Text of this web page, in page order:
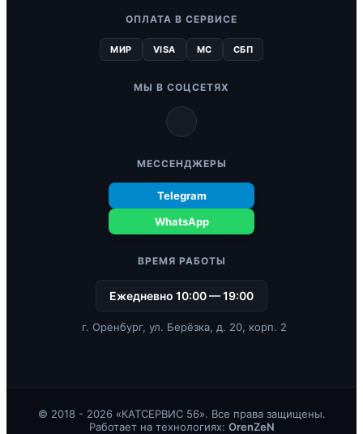
ОПЛАТА В СЕРВИСЕ
МИР VISA MC СБП
МЫ В СОЦСЕТЯХ
МЕССЕНДЖЕРЫ
Telegram
WhatsApp
ВРЕМЯ РАБОТЫ
Ежедневно 10:00 — 19:00
г. Оренбург, ул. Берёзка, д. 20, корп. 2
© 2018 - 2026 «КАТСЕРВИС 56». Все права защищены.
Работает на технологиях: OrenZeN